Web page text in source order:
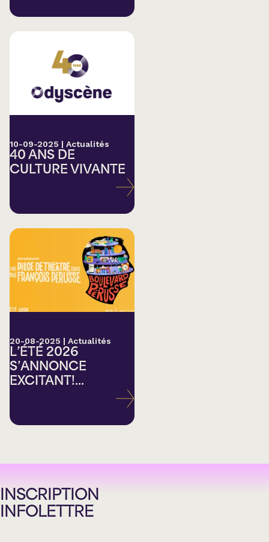
10-09-2025 | Actualités
40 ANS DE
CULTURE VIVANTE
20-08-2025 | Actualités
L’ÉTÉ 2026
S’ANNONCE
EXCITANT!...
INSCRIPTION
INFOLETTRE